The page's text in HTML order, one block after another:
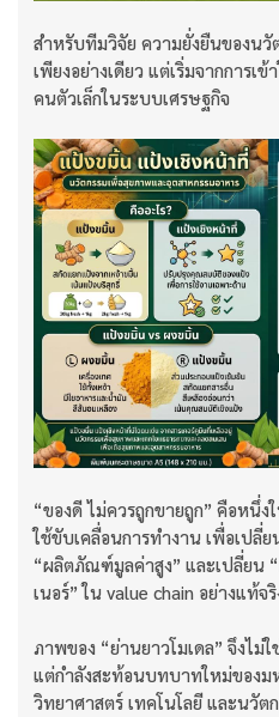
สำหรับทีมวิจัย ความยั่งยืนของนวั
เพียงอย่างเดียว แต่เริ่มจากการเ
คนตัวเล็กในระบบเศรษฐกิจ
“ของดี ไม่ควรถูกขายถูก” คือหนึ่
ใช้ขับเคลื่อนการทำงาน เพื่อเปลี่
“ผลิตภัณฑ์มูลค่าสูง” และเปลี่ยน
เนอร์” ใน value chain อย่างแท้จริ
ภาพของ “ย่านยาวโมเดล” จึงไม่
แต่กำลังสะท้อนบทบาทใหม่ของม
วิทยาศาสตร์ เทคโนโลยี และนวัต